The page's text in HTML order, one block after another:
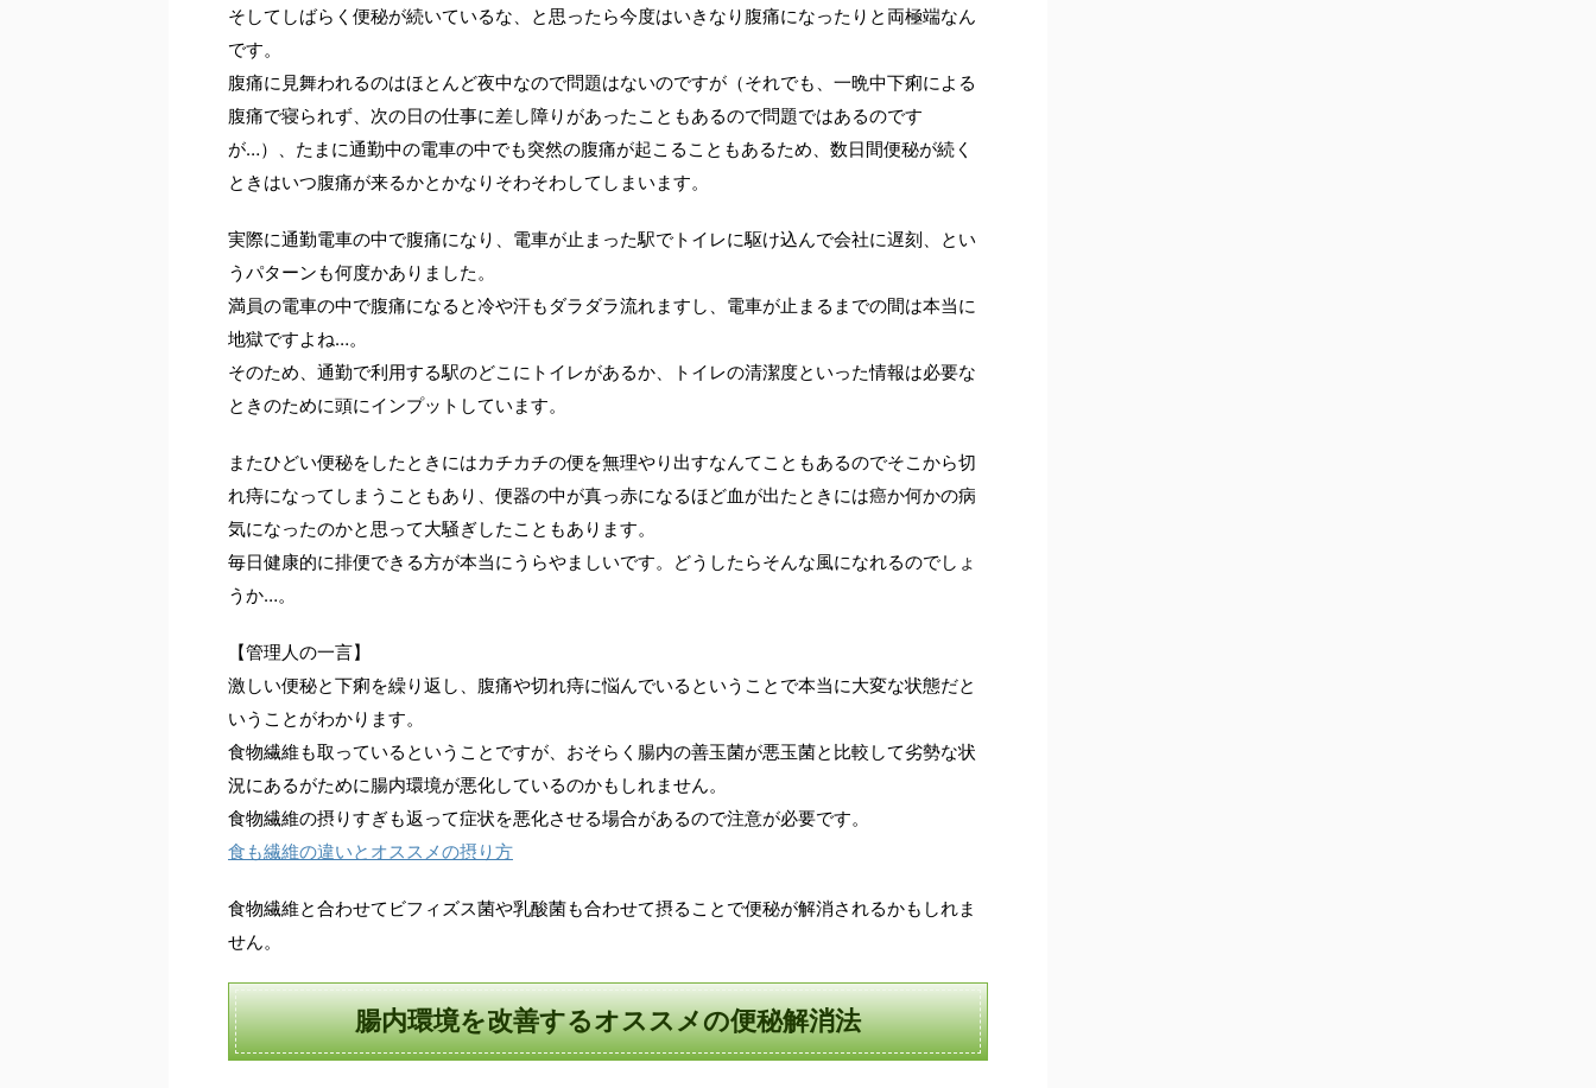
そしてしばらく便秘が続いているな、と思ったら今度はいきなり腹痛になったりと両極端なん
です。
腹痛に見舞われるのはほとんど夜中なので問題はないのですが（それでも、一晩中下痢による
腹痛で寝られず、次の日の仕事に差し障りがあったこともあるので問題ではあるのです
が…）、たまに通勤中の電車の中でも突然の腹痛が起こることもあるため、数日間便秘が続く
ときはいつ腹痛が来るかとかなりそわそわしてしまいます。
実際に通勤電車の中で腹痛になり、電車が止まった駅でトイレに駆け込んで会社に遅刻、とい
うパターンも何度かありました。
満員の電車の中で腹痛になると冷や汗もダラダラ流れますし、電車が止まるまでの間は本当に
地獄ですよね…。
そのため、通勤で利用する駅のどこにトイレがあるか、トイレの清潔度といった情報は必要な
ときのために頭にインプットしています。
またひどい便秘をしたときにはカチカチの便を無理やり出すなんてこともあるのでそこから切
れ痔になってしまうこともあり、便器の中が真っ赤になるほど血が出たときには癌か何かの病
気になったのかと思って大騒ぎしたこともあります。
毎日健康的に排便できる方が本当にうらやましいです。どうしたらそんな風になれるのでしょ
うか…。
【管理人の一言】
激しい便秘と下痢を繰り返し、腹痛や切れ痔に悩んでいるということで本当に大変な状態だと
いうことがわかります。
食物繊維も取っているということですが、おそらく腸内の善玉菌が悪玉菌と比較して劣勢な状
況にあるがために腸内環境が悪化しているのかもしれません。
食物繊維の摂りすぎも返って症状を悪化させる場合があるので注意が必要です。
食も繊維の違いとオススメの摂り方
食物繊維と合わせてビフィズス菌や乳酸菌も合わせて摂ることで便秘が解消されるかもしれま
せん。
腸内環境を改善するオススメの便秘解消法